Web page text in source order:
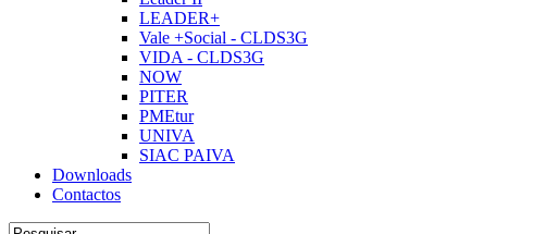
LEADER+
Vale +Social - CLDS3G
VIDA - CLDS3G
NOW
PITER
PMEtur
UNIVA
SIAC PAIVA
Downloads
Contactos